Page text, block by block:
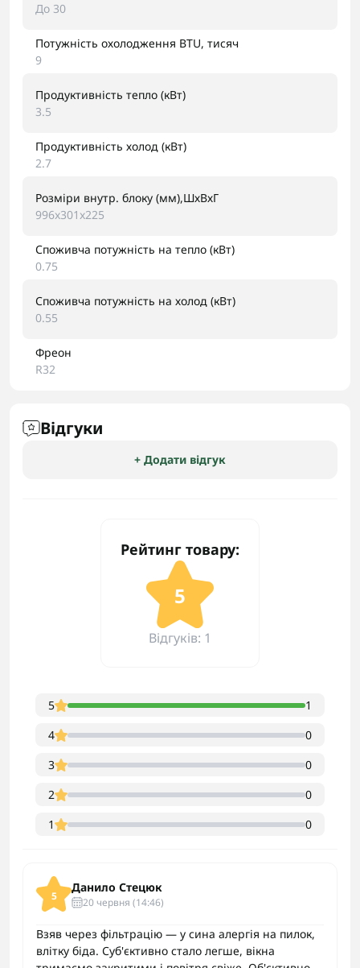
До 30
Потужність охолодження BTU, тисяч
9
Продуктивність тепло (кВт)
3.5
Продуктивність холод (кВт)
2.7
Розміри внутр. блоку (мм),ШхВхГ
996x301x225
Споживча потужність на тепло (кВт)
0.75
Споживча потужність на холод (кВт)
0.55
Фреон
R32
Відгуки
+ Додати відгук
Рейтинг товару:
5
Відгуків: 1
5
1
4
0
3
0
2
0
1
0
5
Данило Стецюк
20 червня (14:46)
Взяв через фільтрацію — у сина алергія на пилок,
влітку біда. Суб'єктивно стало легше, вікна